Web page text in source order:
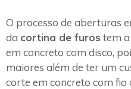
O processo de aberturas
da cortina de furos tem
em concreto com disco,
maiores além de ter um
corte em concreto com fio